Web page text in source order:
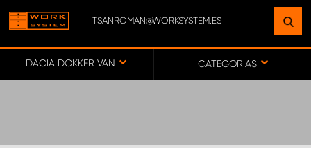
TSANROMAN@WORKSYSTEM.ES
DACIA DOKKER VAN CATEGORIAS
ENCUENTRE UNA INSTALACIÓN
CERCA DE USTED